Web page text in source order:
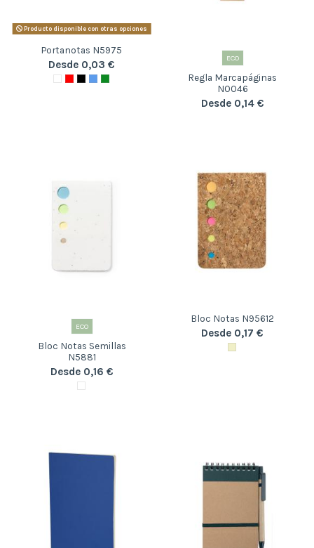
Producto disponible con otras opciones
Portanotas N5975
Desde 0,03 €
ECO
Regla Marcapáginas
N0046
Desde 0,14 €
ECO
Bloc Notas Semillas
N5881
Desde 0,16 €
Bloc Notas N95612
Desde 0,17 €